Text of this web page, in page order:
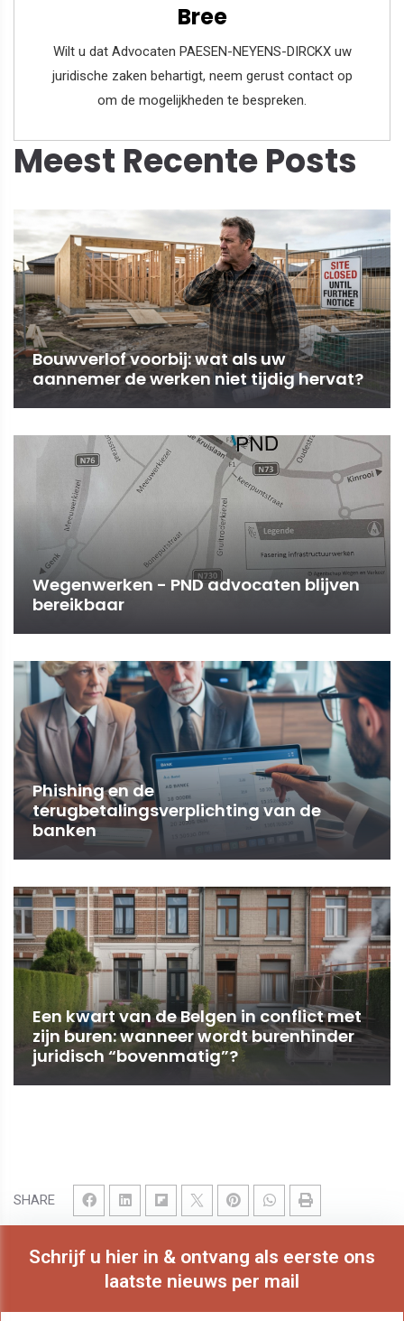
SHARE
Bree
Wilt u dat Advocaten PAESEN-NEYENS-DIRCKX uw
juridische zaken behartigt, neem gerust contact op
om de mogelijkheden te bespreken.
Meest Recente Posts
Bouwverlof voorbij: wat als uw
aannemer de werken niet tijdig hervat?
Wegenwerken - PND advocaten blijven
bereikbaar
Phishing en de
terugbetalingsverplichting van de
banken
Een kwart van de Belgen in conflict met
zijn buren: wanneer wordt burenhinder
juridisch “bovenmatig”?
Schrijf u hier in & ontvang als eerste ons
laatste nieuws per mail